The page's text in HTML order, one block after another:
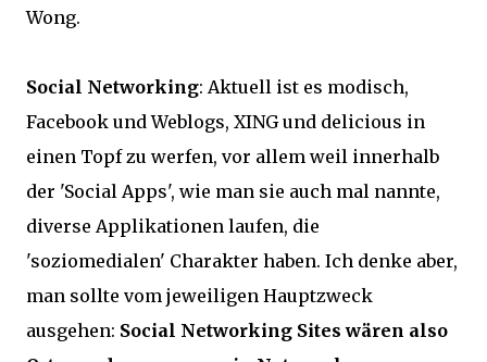
Wong.
Social Networking: Aktuell ist es modisch,
Facebook und Weblogs, XING und delicious in
einen Topf zu werfen, vor allem weil innerhalb
der 'Social Apps', wie man sie auch mal nannte,
diverse Applikationen laufen, die
'soziomedialen' Charakter haben. Ich denke aber,
man sollte vom jeweiligen Hauptzweck
ausgehen: Social Networking Sites wären also